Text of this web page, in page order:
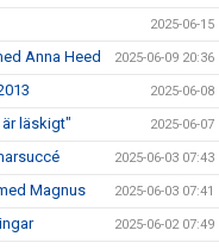
2025-06-15
Anna Heed 2025-06-09 20:36
2025-06-08
läskigt" 2025-06-07
2025-06-03 07:43
Magnus 2025-06-03 07:41
2025-06-02 07:49